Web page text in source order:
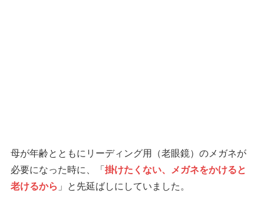
母が年齢とともにリーディング用（老眼鏡）のメガネが
必要になった時に、「 掛けたくない、メガネをかけると
老けるから 」と先延ばしにしていました。